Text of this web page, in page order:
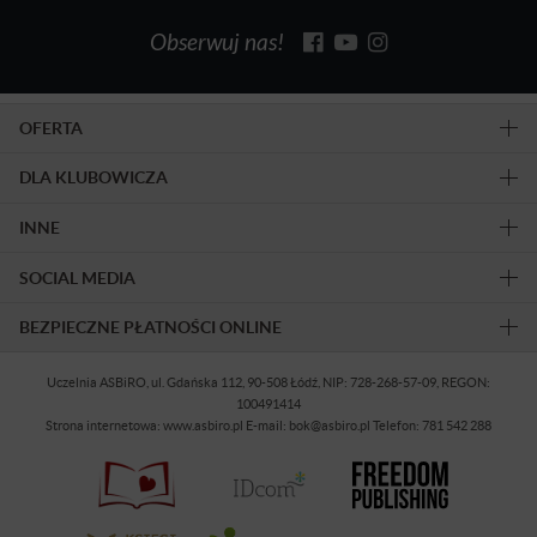
Obserwuj nas!
OFERTA
DLA KLUBOWICZA
INNE
SOCIAL MEDIA
BEZPIECZNE PŁATNOŚCI ONLINE
Uczelnia ASBiRO, ul. Gdańska 112, 90-508 Łódź, NIP: 728-268-57-09, REGON:
100491414
Strona internetowa: www.asbiro.pl E-mail: bok@asbiro.pl Telefon: 781 542 288